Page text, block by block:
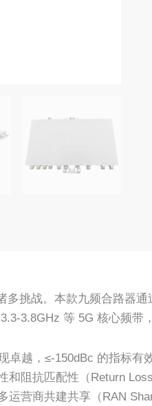
挑战。本款九频合路器
3.8GHz 等 5G 核心频带
越，≤-150dBc 的指标
阻抗匹配性（Return
营商共建共享（RAN